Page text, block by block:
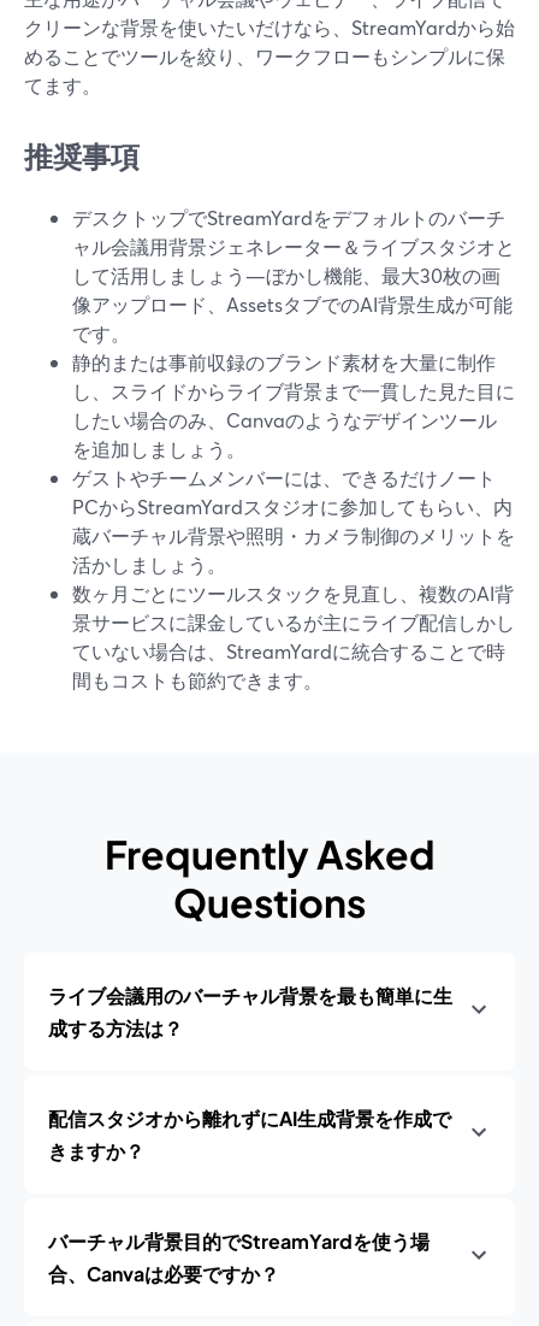
クリーンな背景を使いたいだけなら、StreamYardから始
めることでツールを絞り、ワークフローもシンプルに保
てます。
推奨事項
デスクトップでStreamYardをデフォルトのバーチ
ャル会議用背景ジェネレーター＆ライブスタジオと
して活用しましょう—ぼかし機能、最大30枚の画
像アップロード、AssetsタブでのAI背景生成が可能
です。
静的または事前収録のブランド素材を大量に制作
し、スライドからライブ背景まで一貫した見た目に
したい場合のみ、Canvaのようなデザインツール
を追加しましょう。
ゲストやチームメンバーには、できるだけノート
PCからStreamYardスタジオに参加してもらい、内
蔵バーチャル背景や照明・カメラ制御のメリットを
活かしましょう。
数ヶ月ごとにツールスタックを見直し、複数のAI背
景サービスに課金しているが主にライブ配信しかし
ていない場合は、StreamYardに統合することで時
間もコストも節約できます。
Frequently Asked
Questions
ライブ会議用のバーチャル背景を最も簡単に生
成する方法は？
配信スタジオから離れずにAI生成背景を作成で
きますか？
バーチャル背景目的でStreamYardを使う場
合、Canvaは必要ですか？